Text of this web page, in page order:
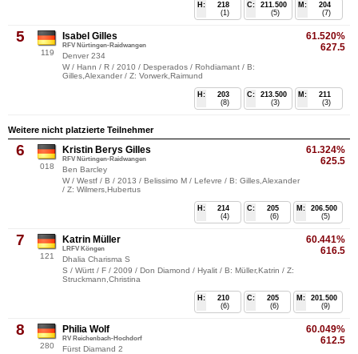
M:
204
(7)
C:
211.500
(5)
H:
218
(1)
5
119
61.520%
627.5
Isabel Gilles
RFV Nürtingen-Raidwangen
Denver 234
W / Hann / R / 2010 / Desperados / Rohdiamant / B:
Gilles,Alexander / Z: Vorwerk,Raimund
M:
211
(3)
C:
213.500
(3)
H:
203
(8)
Weitere nicht platzierte Teilnehmer
6
018
61.324%
625.5
Kristin Berys Gilles
RFV Nürtingen-Raidwangen
Ben Barcley
W / Westf / B / 2013 / Belissimo M / Lefevre / B: Gilles,Alexander
/ Z: Wilmers,Hubertus
M:
206.500
(5)
C:
205
(6)
H:
214
(4)
7
121
60.441%
616.5
Katrin Müller
LRFV Köngen
Dhalia Charisma S
S / Württ / F / 2009 / Don Diamond / Hyalit / B: Müller,Katrin / Z:
Struckmann,Christina
M:
201.500
(9)
C:
205
(6)
H:
210
(6)
8
280
60.049%
612.5
Philia Wolf
RV Reichenbach-Hochdorf
Fürst Diamand 2